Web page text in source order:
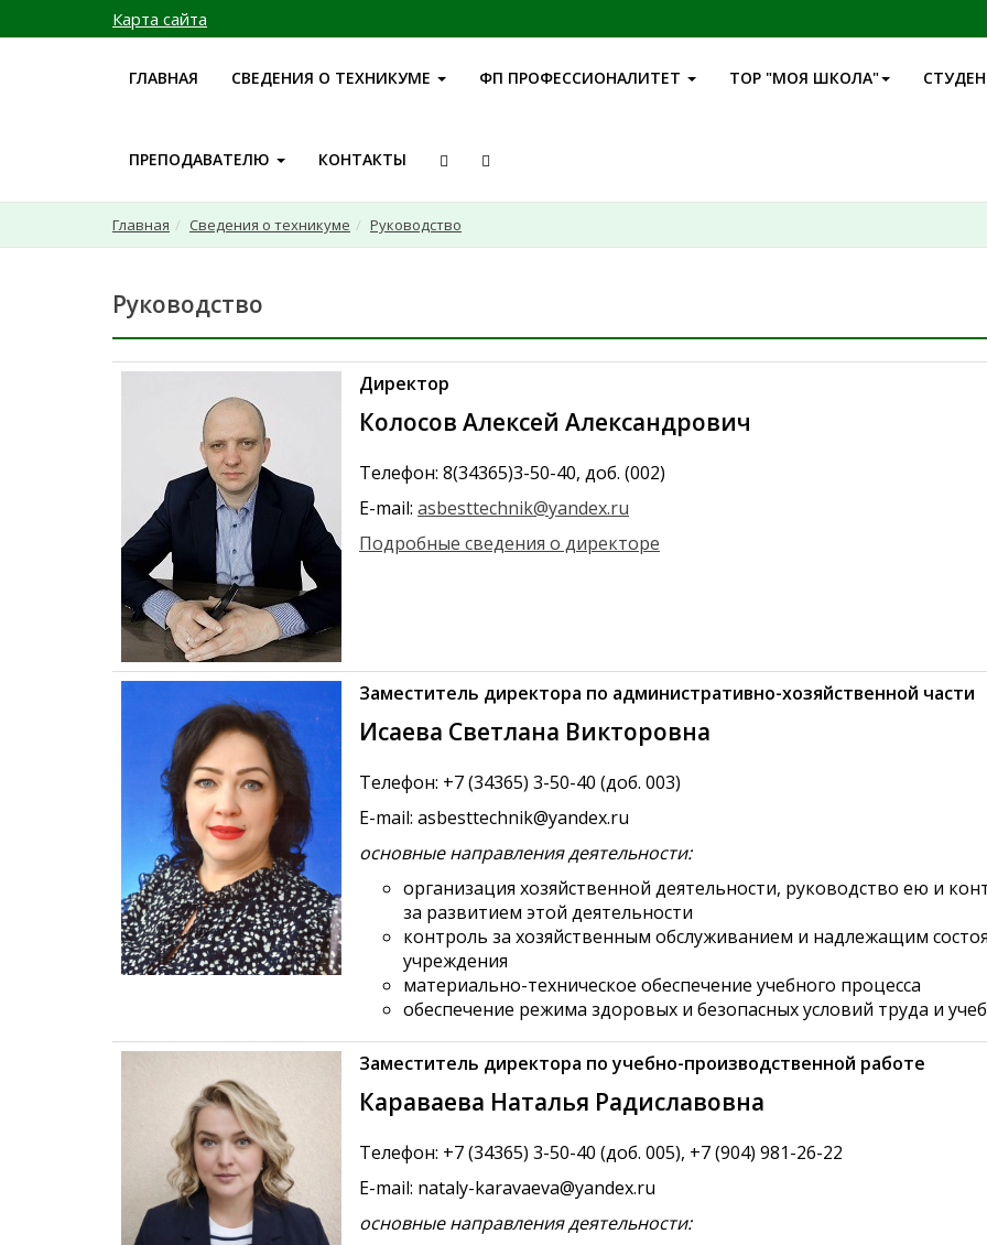
Карта сайта
ГЛАВНАЯ СВЕДЕНИЯ О ТЕХНИКУМЕ ФП ПРОФЕССИОНАЛИТЕТ ТОР "МОЯ ШКОЛА"
ПРЕПОДАВАТЕЛЮ КОНТАКТЫ
Главная Сведения о техникуме Руководство
Руководство
Директор
Колосов Алексей Александрович
Телефон: 8(34365)3-50-40, доб. (002)
E-mail: asbesttechnik@yandex.ru
Подробные сведения о директоре
Заместитель директора по административно-хозяйственной части
Исаева Светлана Викторовна
Телефон: +7 (34365) 3-50-40 (доб. 003)
E-mail: asbesttechnik@yandex.ru
основные направления деятельности:
организация хозяйственной деятельности, руководство ею и
за развитием этой деятельности
контроль за хозяйственным обслуживанием и надлежащим
учреждения
материально-техническое обеспечение учебного процесса
обеспечение режима здоровых и безопасных условий труда и
Заместитель директора по учебно-производственной работе
Караваева Наталья Радиславовна
Телефон: +7 (34365) 3-50-40 (доб. 005), +7 (904) 981-26-22
E-mail: nataly-karavaeva@yandex.ru
основные направления деятельности: